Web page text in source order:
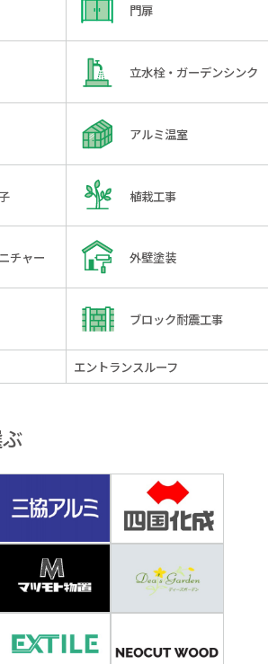
門扉
立水栓・ガーデンシンク
アルミ温室
植栽工事
チャー 外壁塗装
ブロック耐震工事
エントランスルーフ